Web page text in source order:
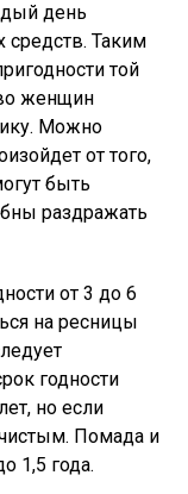
день
средств. Таким
той
женщин
Можно
от того,
быть
раздражать
от 3 до 6
на ресницы
годности
но если
Помада и
1,5 года.